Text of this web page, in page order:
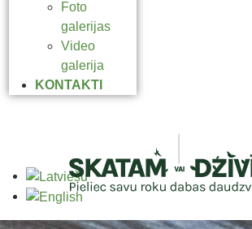
Foto
galerijas
Video
galerija
KONTAKTI